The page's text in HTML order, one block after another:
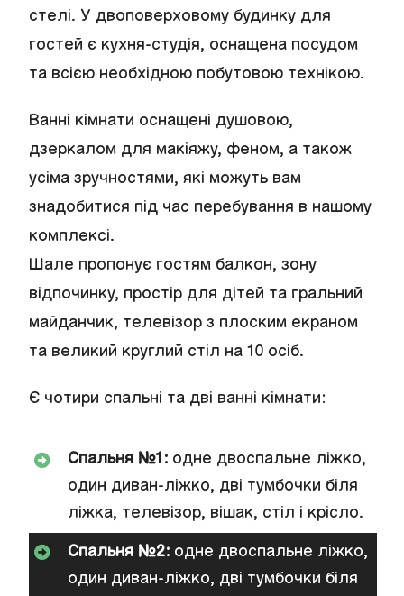
стелі. У двоповерховому будинку для
гостей є кухня-студія, оснащена посудом
та всією необхідною побутовою технікою.
Ванні кімнати оснащені душовою,
дзеркалом для макіяжу, феном, а також
усіма зручностями, які можуть вам
знадобитися під час перебування в нашому
комплексі.
Шале пропонує гостям балкон, зону
відпочинку, простір для дітей та гральний
майданчик, телевізор з плоским екраном
та великий круглий стіл на 10 осіб.
Є чотири спальні та дві ванні кімнати:
Спальня №1: одне двоспальне ліжко,
один диван-ліжко, дві тумбочки біля
ліжка, телевізор, вішак, стіл і крісло.
Спальня №2: одне двоспальне ліжко,
один диван-ліжко, дві тумбочки біля